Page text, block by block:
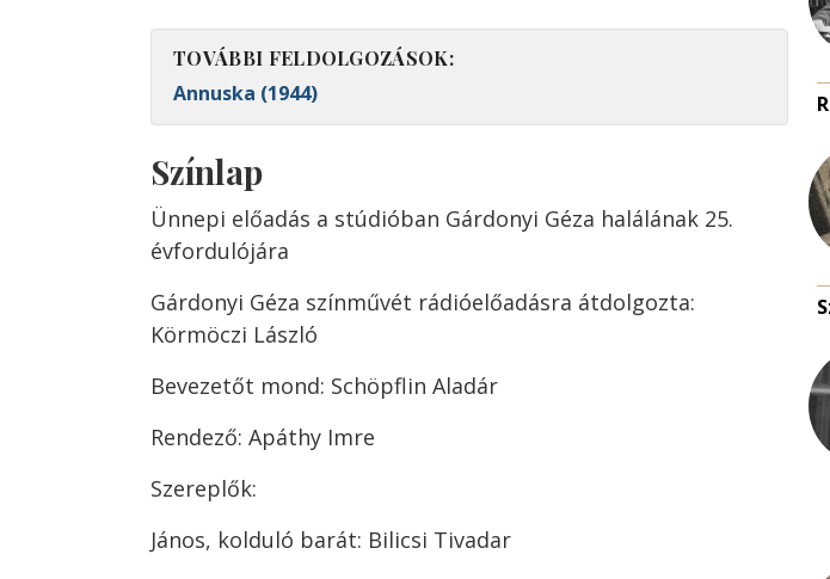
TOVÁBBI FELDOLGOZÁSOK:
Annuska (1944)
Színlap
Ünnepi előadás a stúdióban Gárdonyi Géza halálának 25.
évfordulójára
Gárdonyi Géza színművét rádióelőadásra átdolgozta:
Körmöczi László
Bevezetőt mond: Schöpflin Aladár
Rendező: Apáthy Imre
Szereplők:
János, kolduló barát: Bilicsi Tivadar